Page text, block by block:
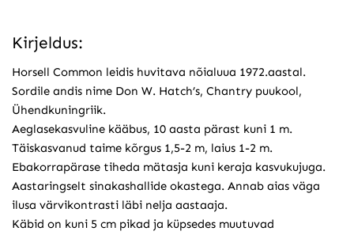
Kirjeldus:
Horsell Common leidis huvitava nõialuua 1972.aastal.
Sordile andis nime Don W. Hatch’s, Chantry puukool,
Ühendkuningriik.
Aeglasekasvuline kääbus, 10 aasta pärast kuni 1 m.
Täiskasvanud taime kõrgus 1,5-2 m, laius 1-2 m.
Ebakorrapärase tiheda mätasja kuni keraja kasvukujuga.
Aastaringselt sinakashallide okastega. Annab aias väga
ilusa värvikontrasti läbi nelja aastaaja.
Käbid on kuni 5 cm pikad ja küpsedes muutuvad